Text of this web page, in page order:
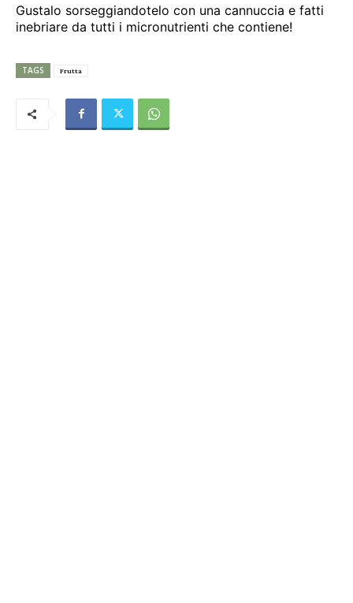
Gustalo sorseggiandotelo con una cannuccia e fatti
inebriare da tutti i micronutrienti che contiene!
TAGS Frutta